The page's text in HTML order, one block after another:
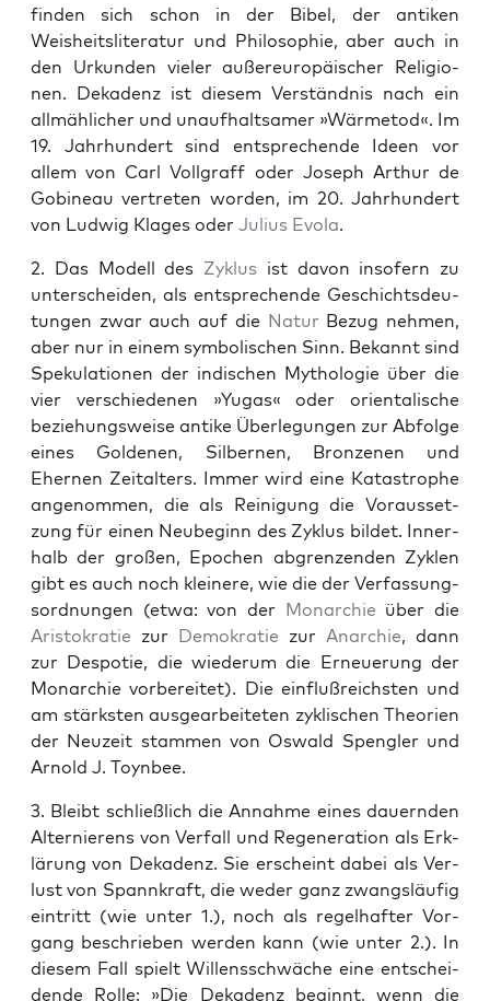
find­en sich schon in der Bibel, der antiken
Weisheit­slit­er­atur und Philoso­phie, aber auch in
den Urkun­den viel­er außereu­ropäis­ch­er Reli­gio­
nen. Dekadenz ist diesem Ver­ständ­nis nach ein
allmäh­lich­er und unaufhalt­samer »Wärme­tod«. Im
19. Jahrhun­dert sind entsprechende Ideen vor
allem von Carl Voll­graff oder Joseph Arthur de
Gob­ineau vertreten wor­den, im 20. Jahrhun­dert
von Lud­wig Klages oder Julius Evola.
2. Das Mod­ell des Zyk­lus ist davon insofern zu
unter­schei­den, als entsprechende Geschichts­deu­
tun­gen zwar auch auf die Natur Bezug nehmen,
aber nur in einem sym­bol­is­chen Sinn. Bekan­nt sind
Speku­la­tio­nen der indis­chen Mytholo­gie über die
vier ver­schiede­nen »Yugas« oder ori­en­tal­is­che
beziehungsweise antike Über­legun­gen zur Abfolge
eines Gold­e­nen, Sil­ber­nen, Bronzenen und
Ehernen Zeital­ters. Immer wird eine Katas­tro­phe
angenom­men, die als Reini­gung die Voraus­set­
zung für einen Neube­ginn des Zyk­lus bildet. Inner­
halb der großen, Epochen abgren­zen­den Zyklen
gibt es auch noch kleinere, wie die der Ver­fas­sung­
sor­d­nun­gen (etwa: von der Monar­chie über die
Aris­tokratie zur Demokratie zur Anar­chie, dann
zur Despotie, die wiederum die Erneuerung der
Monar­chie vor­bere­it­et). Die ein­flußre­ich­sten und
am stärk­sten aus­gear­beit­eten zyk­lis­chen The­o­rien
der Neuzeit stam­men von Oswald Spen­gler und
Arnold J. Toyn­bee.
3. Bleibt schließlich die Annahme eines dauern­den
Alternierens von Ver­fall und Regen­er­a­tion als Erk­
lärung von Dekadenz. Sie erscheint dabei als Ver­
lust von Spannkraft, die wed­er ganz zwangsläu­fig
ein­tritt (wie unter 1.), noch als regel­hafter Vor­
gang beschrieben wer­den kann (wie unter 2.). In
diesem Fall spielt Wil­lenss­chwäche eine entschei­
dende Rolle: »Die Dekadenz begin­nt, wenn die